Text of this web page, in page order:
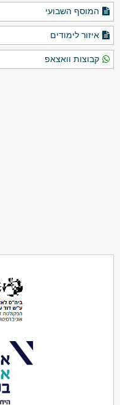
המוסף השבועי
איזור לימודים
קבוצות וואצאפ